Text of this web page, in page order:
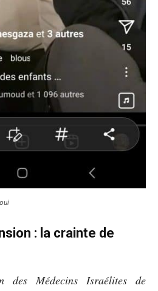
: la crainte de
des Médecins Israélites de